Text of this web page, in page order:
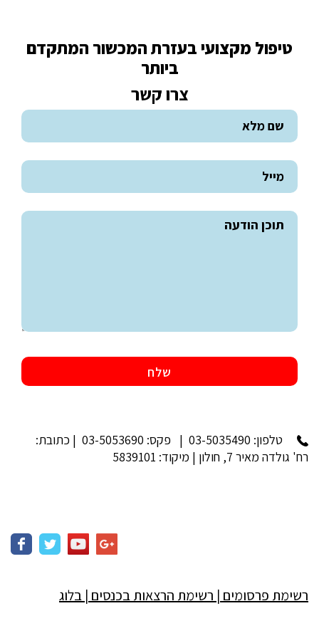
טיפול מקצועי בעזרת המכשור המתקדם
ביותר
צרו קשר
טלפון: 03-5035490
| פקס: 03-5053690 | כתובת:
רח' גולדה מאיר 7, חולון | מיקוד: 5839101
רשימת פרסומים | רשימת הרצאות בכנסים | בלוג